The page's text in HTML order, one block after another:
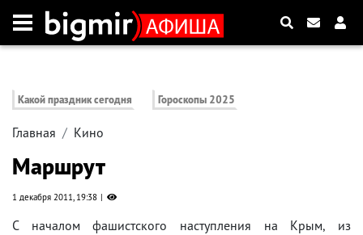
Какой праздник сегодня Гороскопы 2025
Главная Кино
Маршрут
1 декабря 2011, 19:38
С началом фашистского наступления на Крым, из